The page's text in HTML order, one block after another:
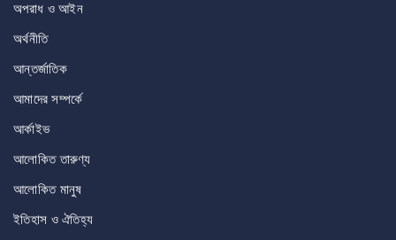
অপরাধ ও আইন
অর্থনীতি
আন্তর্জাতিক
আমাদের সম্পর্কে
আর্কাইভ
আলোকিত তারুণ্য
আলোকিত মানুষ
ইতিহাস ও ঐতিহ্য